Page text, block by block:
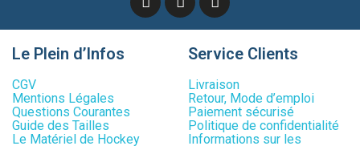
Le Plein d’Infos
CGV
Mentions Légales
Questions Courantes
Guide des Tailles
Le Matériel de Hockey
Service Clients
Livraison
Retour, Mode d’emploi
Paiement sécurisé
Politique de confidentialité
Informations sur les